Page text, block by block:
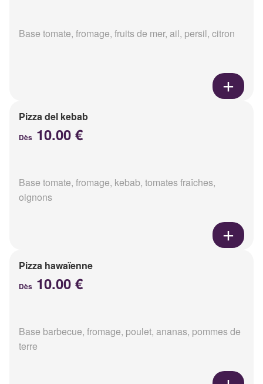
Base tomate, fromage, fruits de mer, ail, persil, citron
Pizza del kebab
Dès 10.00 €
Base tomate, fromage, kebab, tomates fraîches,
oignons
Pizza hawaïenne
Dès 10.00 €
Base barbecue, fromage, poulet, ananas, pommes de
terre